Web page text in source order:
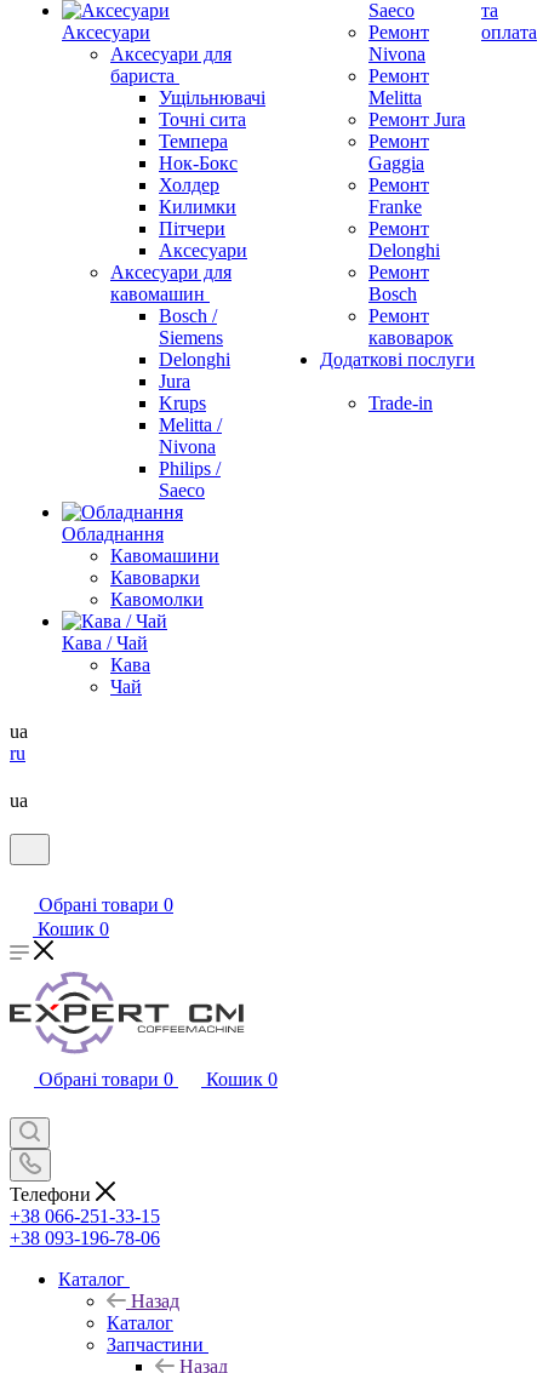
Аксесуари
Аксесуари для
бариста
Ущільнювачі
Точні сита
Темпера
Нок-Бокс
Холдер
Килимки
Пітчери
Аксесуари
Аксесуари для
кавомашин
Bosch /
Siemens
Delonghi
Jura
Krups
Melitta /
Nivona
Philips /
Saeco
Обладнання
Кавомашини
Кавоварки
Кавомолки
Кава / Чай
Кава
Чай
Saeco
Ремонт
Nivona
Ремонт
Melitta
Ремонт Jura
Ремонт
Gaggia
Ремонт
Franke
Ремонт
Delonghi
Ремонт
Bosch
Ремонт
кавоварок
Додаткові послуги
Trade-in
та
оплата
ua
ru
ua
Обрані товари 0
Кошик 0
Обрані товари 0 Кошик 0
Телефони
+38 066-251-33-15
+38 093-196-78-06
Каталог
Назад
Каталог
Запчастини
Назад